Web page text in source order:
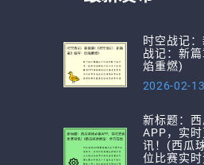
时空战记
战记：新
焰重燃)
2026-02-
新标题：
APP，实
讯！(西瓜
位比赛实